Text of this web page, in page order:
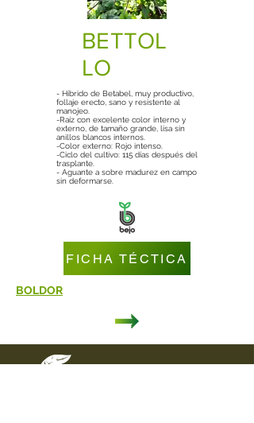
BETTOL
LO
- Híbrido de Betabel, muy productivo,
follaje erecto, sano y resistente al
manojeo.
-Raíz con excelente color interno y
externo, de tamaño grande, lisa sin
anillos blancos internos.
-Color externo: Rojo intenso.
-Ciclo del cultivo: 115 días después del
trasplante.
- Aguante a sobre madurez en campo
sin deformarse.
FICHA TÉCTICA
BOLDOR